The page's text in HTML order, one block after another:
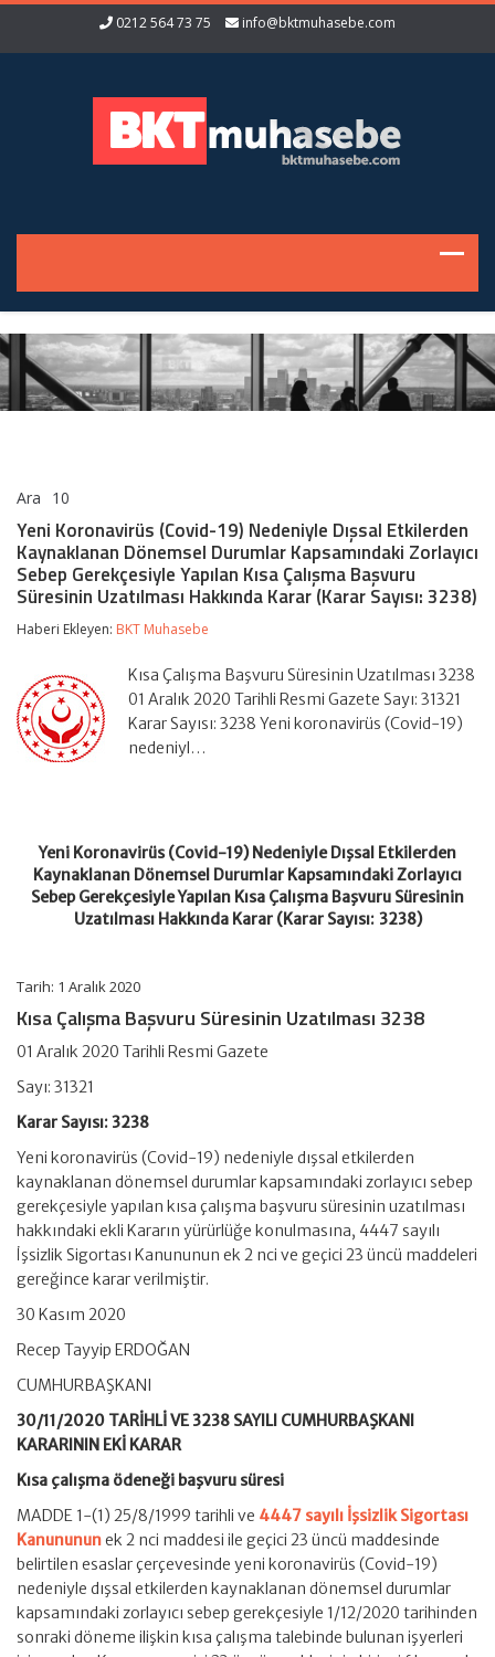
0212 564 73 75 info@bktmuhasebe.com
Ara 10
(Covid-
19)
Nedeniyle
Dışsal
Kaynaklanan
Durumlar
Kapsamındaki
Zorlayıcı
Sebep
Gerekçesiyle
Uzatılması
Hakkında
Karar
(Karar
Sayısı:
Yeni Koronavirüs (Covid-19) Nedeniyle Dışsal Etkilerden
Kaynaklanan Dönemsel Durumlar Kapsamındaki Zorlayıcı
Sebep Gerekçesiyle Yapılan Kısa Çalışma Başvuru
Süresinin Uzatılması Hakkında Karar (Karar Sayısı: 3238)
Haberi Ekleyen: BKT Muhasebe
Kısa Çalışma Başvuru Süresinin Uzatılması 3238
01 Aralık 2020 Tarihli Resmi Gazete Sayı: 31321
Karar Sayısı: 3238 Yeni koronavirüs (Covid-19)
nedeniyl…
Yeni Koronavirüs (Covid-19) Nedeniyle Dışsal Etkilerden
Kaynaklanan Dönemsel Durumlar Kapsamındaki Zorlayıcı
Sebep Gerekçesiyle Yapılan Kısa Çalışma Başvuru Süresinin
Uzatılması Hakkında Karar (Karar Sayısı: 3238)
Tarih: 1 Aralık 2020
Kısa Çalışma Başvuru Süresinin Uzatılması 3238
01 Aralık 2020 Tarihli Resmi Gazete
Sayı: 31321
Karar Sayısı: 3238
Yeni koronavirüs (Covid-19) nedeniyle dışsal etkilerden
kaynaklanan dönemsel durumlar kapsamındaki zorlayıcı sebep
gerekçesiyle yapılan kısa çalışma başvuru süresinin uzatılması
hakkındaki ekli Kararın yürürlüğe konulmasına, 4447 sayılı
İşsizlik Sigortası Kanununun ek 2 nci ve geçici 23 üncü maddeleri
gereğince karar verilmiştir.
30 Kasım 2020
Recep Tayyip ERDOĞAN
CUMHURBAŞKANI
30/11/2020 TARİHLİ VE 3238 SAYILI CUMHURBAŞKANI
KARARININ EKİ KARAR
Kısa çalışma ödeneği başvuru süresi
MADDE 1-(1) 25/8/1999 tarihli ve 4447 sayılı İşsizlik Sigortası
Kanunununek 2 nci maddesi ile geçici 23 üncü maddesinde
belirtilen esaslar çerçevesinde yeni koronavirüs (Covid-19)
nedeniyle dışsal etkilerden kaynaklanan dönemsel durumlar
kapsamındaki zorlayıcı sebep gerekçesiyle 1/12/2020 tarihinden
sonraki döneme ilişkin kısa çalışma talebinde bulunan işyerleri